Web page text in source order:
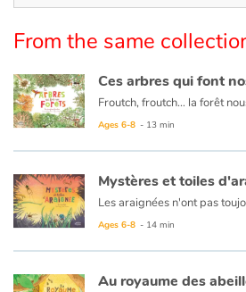
At school
Festivals and events
Love and friendship
Social issues
Emotions and feelings
From the same
Ces arbres qui font
Ages 6-8 - 13 min
Ages 6-8 - 14 min
Au royaume des